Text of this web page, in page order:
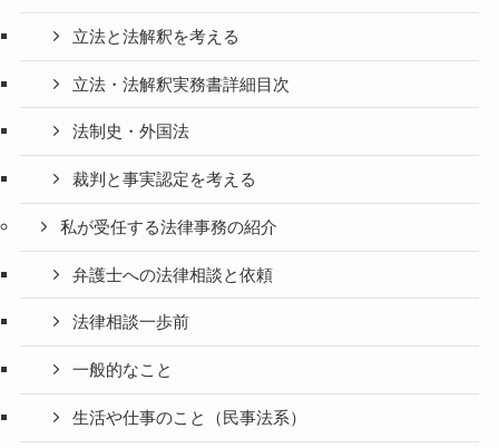
立法と法解釈を考える
立法・法解釈実務書詳細目次
法制史・外国法
裁判と事実認定を考える
私が受任する法律事務の紹介
弁護士への法律相談と依頼
法律相談一歩前
一般的なこと
生活や仕事のこと（民事法系）